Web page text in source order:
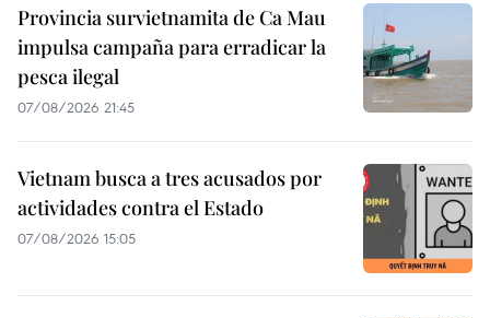
Provincia survietnamita de Ca Mau
impulsa campaña para erradicar la
pesca ilegal
07/08/2026 21:45
Vietnam busca a tres acusados por
actividades contra el Estado
07/08/2026 15:05